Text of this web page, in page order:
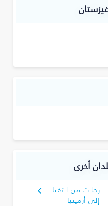
أخرى
رحلات من لاتفيا
إلى أرمينيا